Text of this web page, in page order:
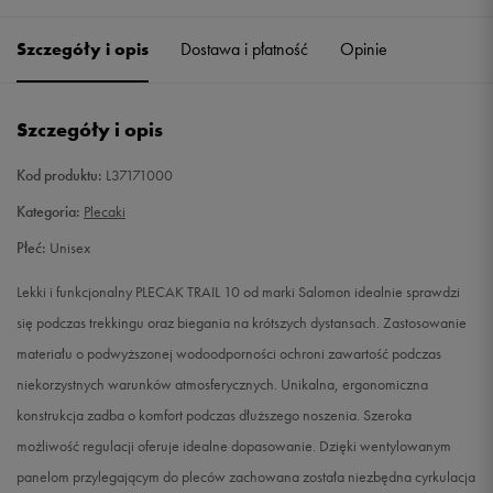
Szczegóły i opis Dostawa i płatność Opinie
Szczegóły i opis
Kod produktu: L37171000
Kategoria: Plecaki
Płeć: Unisex
Lekki i funkcjonalny PLECAK TRAIL 10 od marki Salomon idealnie sprawdzi
się podczas trekkingu oraz biegania na krótszych dystansach. Zastosowanie
materiału o podwyższonej wodoodporności ochroni zawartość podczas
niekorzystnych warunków atmosferycznych. Unikalna, ergonomiczna
konstrukcja zadba o komfort podczas dłuższego noszenia. Szeroka
możliwość regulacji oferuje idealne dopasowanie. Dzięki wentylowanym
panelom przylegającym do pleców zachowana została niezbędna cyrkulacja